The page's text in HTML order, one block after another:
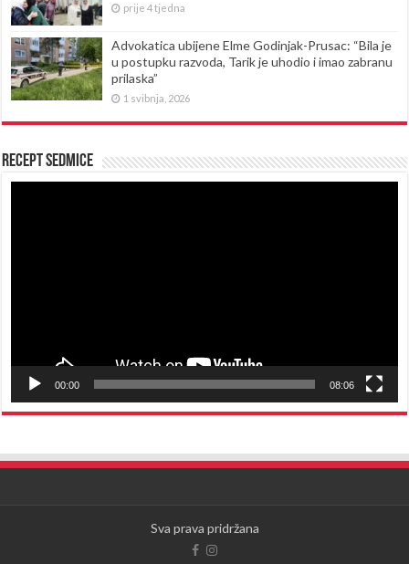
prije 4 tjedna
Advokatica ubijene Elme Godinjak-Prusac: “Bila je
u postupku razvoda, Tarik je uhodio i imao zabranu
prilaska”
1 svibnja, 2026
Recept sedmice
00:00 08:06
Sva prava pridržana